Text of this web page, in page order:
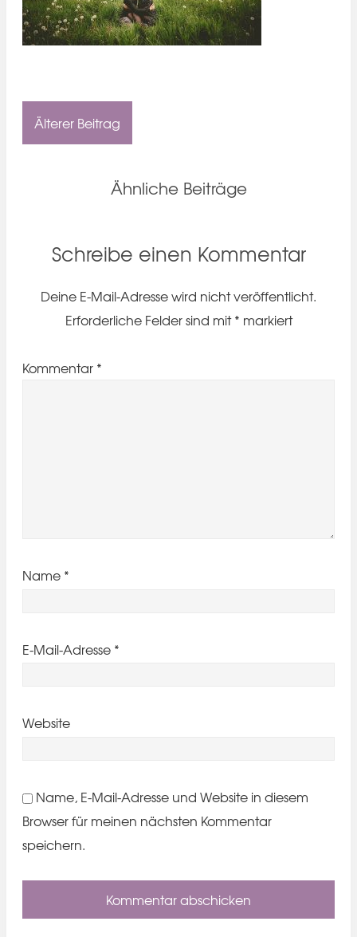
Älterer Beitrag
Ähnliche Beiträge
Schreibe einen Kommentar
Deine E-Mail-Adresse wird nicht veröffentlicht.
Erforderliche Felder sind mit* markiert
Kommentar *
Name *
E-Mail-Adresse *
Website
Name, E-Mail-Adresse und Website in diesem
Browser für meinen nächsten Kommentar
speichern.